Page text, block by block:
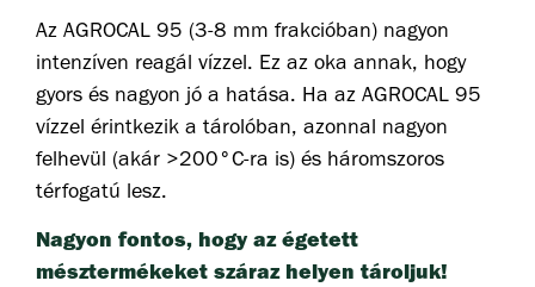
Az AGROCAL 95 (3-8 mm frakcióban) nagyon
intenzíven reagál vízzel. Ez az oka annak, hogy
gyors és nagyon jó a hatása. Ha az AGROCAL 95
vízzel érintkezik a tárolóban, azonnal nagyon
felhevül (akár >200°C-ra is) és háromszoros
térfogatú lesz.
Nagyon fontos, hogy az égetett
mésztermékeket száraz helyen tároljuk!